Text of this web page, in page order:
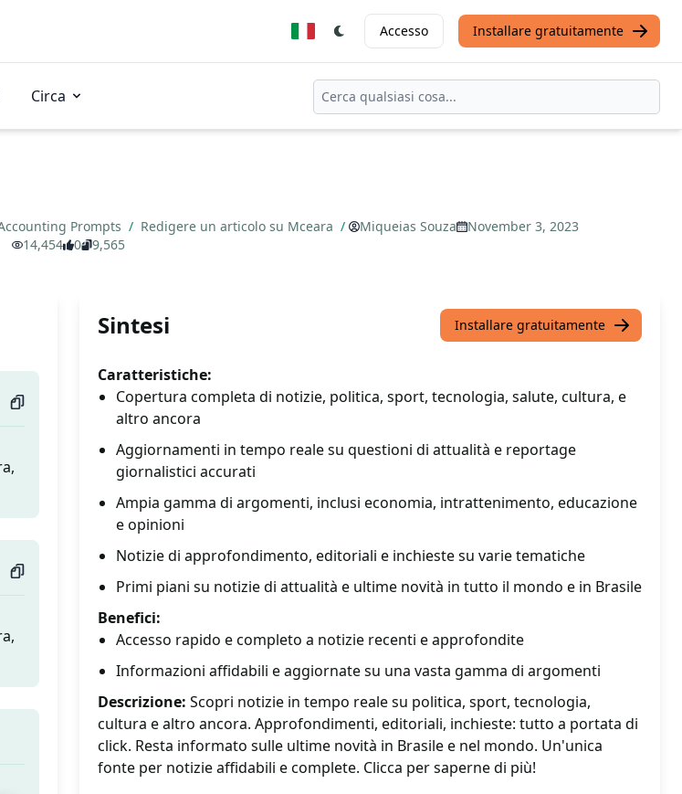
Accesso Installare gratuitamente
Circa
Prompts / Redigere un articolo su Mceara / Miqueias Souza
November 3, 2023
14,454
0 9,565
Sintesi Installare gratuitamente
Caratteristiche:
Copertura completa di notizie, politica, sport, tecnologia, salute, cultura, e
altro ancora
Aggiornamenti in tempo reale su questioni di attualità e reportage
giornalistici accurati
Ampia gamma di argomenti, inclusi economia, intrattenimento, educazione
e opinioni
Notizie di approfondimento, editoriali e inchieste su varie tematiche
Primi piani su notizie di attualità e ultime novità in tutto il mondo e in Brasile
Benefici:
Accesso rapido e completo a notizie recenti e approfondite
Informazioni affidabili e aggiornate su una vasta gamma di argomenti
Descrizione: Scopri notizie in tempo reale su politica, sport, tecnologia,
cultura e altro ancora. Approfondimenti, editoriali, inchieste: tutto a portata di
click. Resta informato sulle ultime novità in Brasile e nel mondo. Un'unica
fonte per notizie affidabili e complete. Clicca per saperne di più!